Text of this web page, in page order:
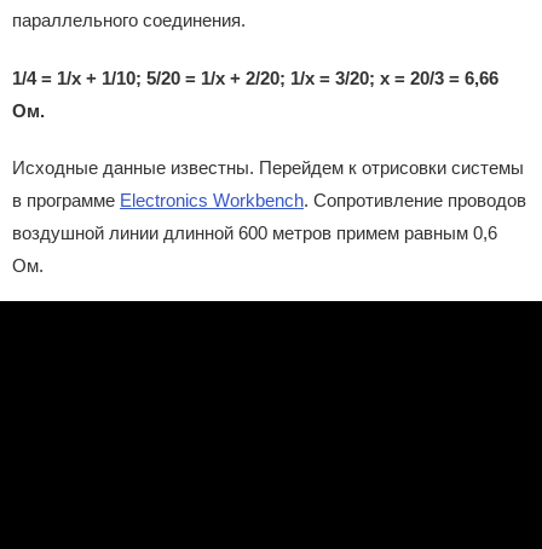
параллельного соединения.
1/4 = 1/x + 1/10; 5/20 = 1/x + 2/20; 1/x = 3/20; x = 20/3 = 6,66
Ом.
Исходные данные известны. Перейдем к отрисовки системы
в программе Electronics Workbench. Сопротивление проводов
воздушной линии длинной 600 метров примем равным 0,6
Ом.